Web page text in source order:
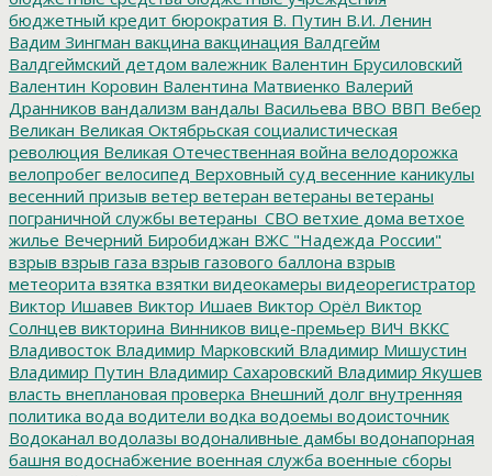
бюджетный кредит бюрократия В. Путин В.И. Ленин
Вадим Зингман вакцина вакцинация Валдгейм
Валдгеймский детдом валежник Валентин Брусиловский
Валентин Коровин Валентина Матвиенко Валерий
Дранников вандализм вандалы Васильева ВВО ВВП Вебер
Великан Великая Октябрьская социалистическая
революция Великая Отечественная война велодорожка
велопробег велосипед Верховный суд весенние каникулы
весенний призыв ветер ветеран ветераны ветераны
пограничной службы ветераны_СВО ветхие дома ветхое
жилье Вечерний Биробиджан ВЖС "Надежда России"
взрыв взрыв газа взрыв газового баллона взрыв
метеорита взятка взятки видеокамеры видеорегистратор
Виктор Ишавев Виктор Ишаев Виктор Орёл Виктор
Солнцев викторина Винников вице-премьер ВИЧ ВККС
Владивосток Владимир Марковский Владимир Мишустин
Владимир Путин Владимир Сахаровский Владимир Якушев
власть внеплановая проверка Внешний долг внутренняя
политика вода водители водка водоемы водоисточник
Водоканал водолазы водоналивные дамбы водонапорная
башня водоснабжение военная служба военные сборы